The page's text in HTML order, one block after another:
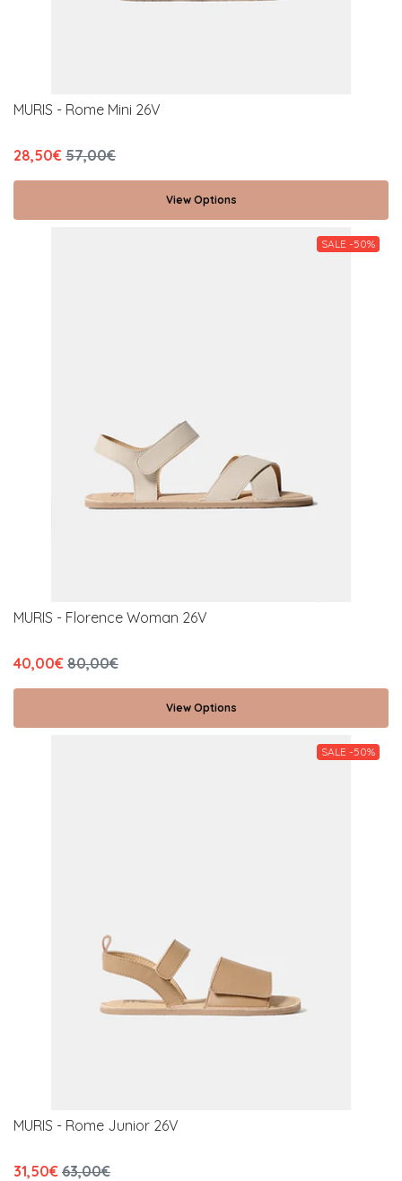
MURIS - Rome Mini 26V
28,50€ 57,00€
View Options
SALE -50%
MURIS - Florence Woman 26V
40,00€ 80,00€
View Options
SALE -50%
MURIS - Rome Junior 26V
31,50€ 63,00€